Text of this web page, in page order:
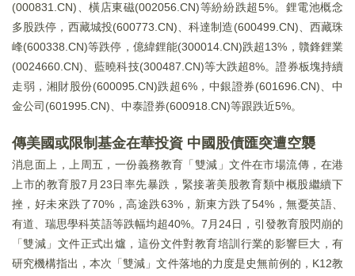
(000831.CN)、橫店東磁(002056.CN)等紛紛跌超5%。鋰電池概念
多股跌停，西藏城投(600773.CN)、科達制造(600499.CN)、西藏珠
峰(600338.CN)等跌停，億緯鋰能(300014.CN)跌超13%，贛鋒鋰業
(0024660.CN)、藍曉科技(300487.CN)等大跌超8%。證券板塊持續
走弱，湘財股份(600095.CN)跌超6%，中銀證券(601696.CN)、中
金公司(601995.CN)、中泰證券(600918.CN)等跟跌近5%。
傳美國或限制基金在華投資 中國股債匯突遭空襲
消息面上，上周五，一份義務教育「雙減」文件在市場流傳，在港
上市的教育股7月23日率先暴跌，緊接著美股教育類中概股繼續下
挫，好未來跌了70%，高途跌63%，新東方跌了54%，無憂英語、
有道、瑞思學科英語等跌幅均超40%。7月24日，引發教育股閃崩的
「雙減」文件正式出爐，這份文件對教育培訓行業的影響巨大，有
研究機構指出，本次「雙減」文件落地的力度是史無前例的，K12教